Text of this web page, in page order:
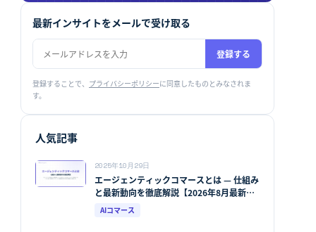
最新インサイトをメールで受け取る
登録する
登録することで、 プライバシーポリシーに同意したものとみなされま
す。
人気記事
2025年10月29日
エージェンティックコマースとは — 仕組み
と最新動向を徹底解説【2026年8月最新
版】
AIコマース